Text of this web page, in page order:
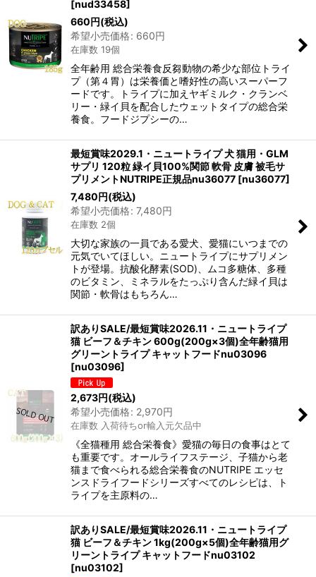
[nud33458]
660円(税込)
希望小売価格: 660円
在庫数 19個
全年齢用 総合栄養食反芻動物の希少な部位トライ
プ（第４胃）は栄養価と嗜好性の高いスーパーフ
ードです。トライプに加えヤギミルク・クランベ
リー・緑イ貝を配合したウェットタイプの総合栄
養食。フードジプシーの…
最短賞味2029.1・ニュートライプ 犬 猫用・GLM
サプリ 120粒 緑イ貝100%関節 軟骨 皮膚 被毛サ
プリメントNUTRIPE正規品nu36077 [nu36077]
7,480円(税込)
希望小売価格: 7,480円
在庫数 2個
大切な家族の一員である愛犬、愛猫にいつまでの
元気でいてほしい。ニュートライプにサプリメン
トが登場。抗酸化酵素(SOD)、ムコ多糖体、多種
のビタミン、ミネラルをたっぷり含んだ緑イ貝は
関節・軟骨はもちろん…
訳ありSALE/最短賞味2026.11・ニュートライプ
猫 ビーフ＆チキン 600g(200g×3個)全年齢猫用
グリーントライプ キャットフードnu03096
[nu03096]
2,673円(税込)
希望小売価格: 2,970円
在庫数 入荷待ちor輸入元欠品中
《全猫種用 総合栄養食》愛猫の毎日の食事はとて
も重要です。オールライフステージ、子猫から老
猫まで食べられる総合栄養食のNUTRIPE エッセ
ンスドライフードシリーズすべてのレシピは、ト
ライプを主原料の…
訳ありSALE/最短賞味2026.11・ニュートライプ
猫 ビーフ＆チキン 1kg(200g×5個)全年齢猫用グ
リーントライプ キャットフードnu03102
[nu03102]